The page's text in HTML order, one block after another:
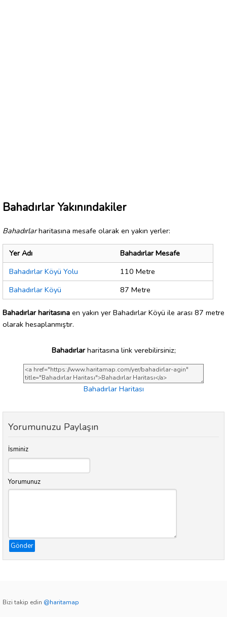
Bahadırlar Yakınındakiler
Bahadırlarharitasına mesafe olarak en yakın yerler:
Yer Adı
Bahadırlar Mesafe
Bahadırlar Köyü Yolu
110 Metre
Bahadırlar Köyü
87 Metre
Bahadırlar haritasına en yakın yer Bahadırlar Köyü ile arası 87 metre
olarak hesaplanmıştır.
Bahadırlarharitasına link verebilirsiniz;
Bahadırlar Haritası
Yorumunuzu Paylaşın
İsminiz
Yorumunuz
Gönder
Bizi takip edin @haritamap